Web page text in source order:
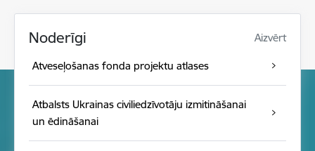
Noderīgi Aizvērt
Atveseļošanas fonda projektu atlases
Atbalsts Ukrainas civiliedzīvotāju izmitināšanai
un ēdināšanai